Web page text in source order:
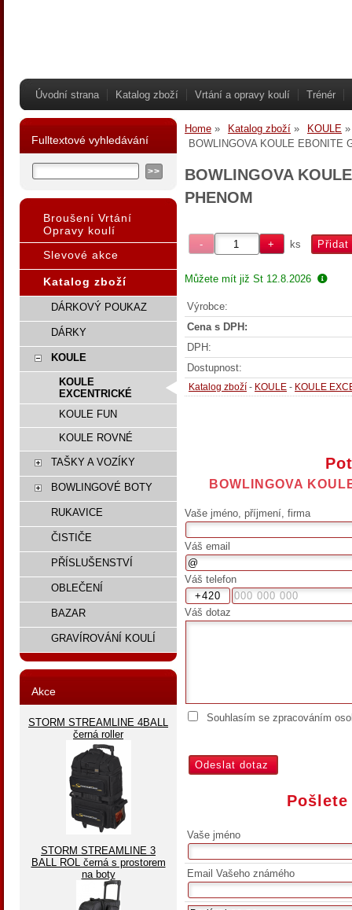
Úvodní strana Katalog zboží Vrtání a opravy koulí Trénér
Home Katalog zboží
KOULE
BOWLINGOVA KOULE EBONITE
BOWLINGOVA
PHENOM
ks
Můžete mít již St 12.8.2026
Výrobce:
Cena s DPH:
DPH:
Dostupnost:
Katalog zboží - KOULE - KOULE
BOWLINGOVA
Vaše jméno, příjmení, firma
Váš email
Váš telefon
Váš dotaz
Souhlasím se zpracováním
Vaše jméno
Email Vašeho známého
Fulltextové vyhledávání
Broušení Vrtání
Opravy koulí
Slevové akce
Katalog zboží
DÁRKOVÝ POUKAZ
DÁRKY
KOULE
KOULE
EXCENTRICKÉ
KOULE FUN
KOULE ROVNÉ
TAŠKY A VOZÍKY
BOWLINGOVÉ BOTY
RUKAVICE
ČISTIČE
PŘÍSLUŠENSTVÍ
OBLEČENÍ
BAZAR
GRAVÍROVÁNÍ KOULÍ
Akce
STORM STREAMLINE 4BALL
černá roller
STORM STREAMLINE 3
BALL ROL černá s prostorem
na boty